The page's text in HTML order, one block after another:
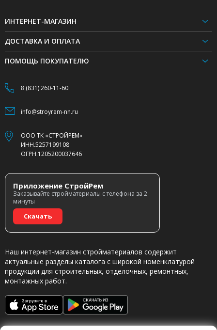
ИНТЕРНЕТ-МАГАЗИН
ДОСТАВКА И ОПЛАТА
ПОМОЩЬ ПОКУПАТЕЛЮ
8 (831) 260-11-60
info@stroyrem-nn.ru
ООО ТК «СТРОЙРЕМ»
ИНН.5257199108
ОГРН.1205200037646
Приложение СтройРем
Заказывайте стройматериалы с телефона за 2
минуты
Скачать
Наш интернет-магазин стройматериалов содержит
актуальные разделы каталога с широкой номенклатурой
продукции для строительных, отделочных, ремонтных,
монтажных работ.